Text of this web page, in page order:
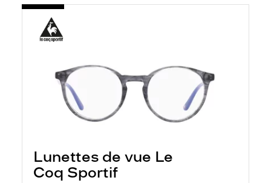
Lunettes de vue Le
Coq Sportif